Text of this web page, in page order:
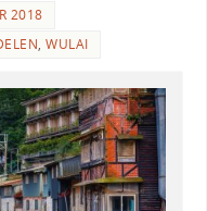
2018
,WULAI